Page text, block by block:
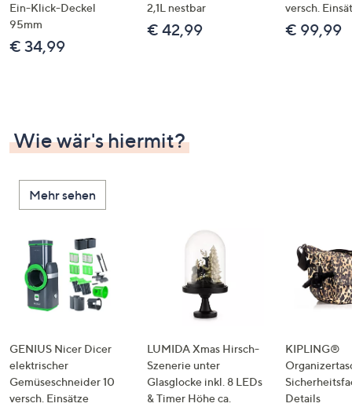
Ein-Klick-Deckel
95mm
€ 34,99
2,1L nestbar
€ 42,99
versch.
€ 99,99
Wie wär's hiermit?
Mehr sehen
GENIUS Nicer Dicer
elektrischer
Gemüseschneider 10
versch. Einsätze
LUMIDA Xmas Hirsch-
Szenerie unter
Glasglocke inkl. 8 LEDs
& Timer Höhe ca.
KIPLING®
Details